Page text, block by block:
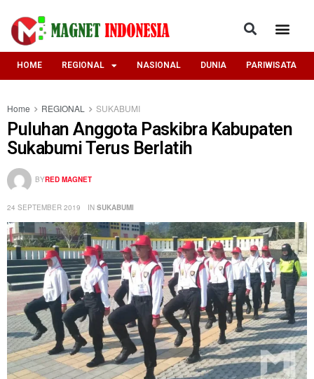
HOME REGIONAL NASIONAL DUNIA PARIWISATA
Home REGIONAL SUKABUMI
Puluhan Anggota Paskibra Kabupaten
Sukabumi Terus Berlatih
BYRED MAGNET
24 SEPTEMBER 2019 IN SUKABUMI